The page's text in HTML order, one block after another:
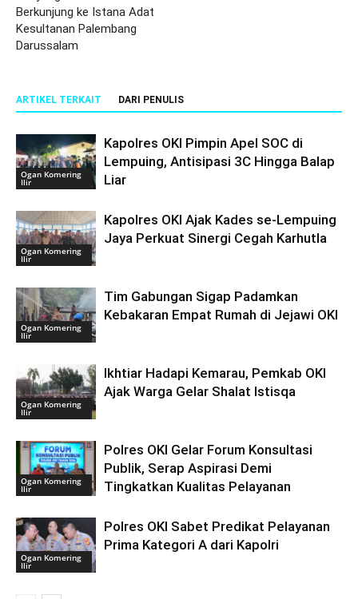
Berkunjung ke Istana Adat
Kesultanan Palembang
Darussalam
ARTIKEL TERKAIT DARI PENULIS
Ogan Komering
Ilir
Kapolres OKI Pimpin Apel SOC di
Lempuing, Antisipasi 3C Hingga Balap
Liar
Ogan Komering
Ilir
Kapolres OKI Ajak Kades se-Lempuing
Jaya Perkuat Sinergi Cegah Karhutla
Ogan Komering
Ilir
Tim Gabungan Sigap Padamkan
Kebakaran Empat Rumah di Jejawi OKI
Ogan Komering
Ilir
Ikhtiar Hadapi Kemarau, Pemkab OKI
Ajak Warga Gelar Shalat Istisqa
Ogan Komering
Ilir
Polres OKI Gelar Forum Konsultasi
Publik, Serap Aspirasi Demi
Tingkatkan Kualitas Pelayanan
Ogan Komering
Ilir
Polres OKI Sabet Predikat Pelayanan
Prima Kategori A dari Kapolri